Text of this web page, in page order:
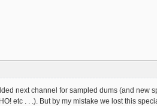
next channel for sampled dums (and new
etc . . .). But by my mistake we lost this